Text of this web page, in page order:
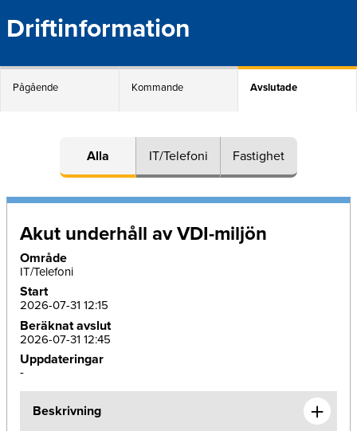
Driftinformation
Pågående Kommande Avslutade
Alla IT/Telefoni Fastighet
Akut underhåll av VDI-miljön
Område
IT/Telefoni
Start
2026-07-31 12:15
Beräknat avslut
2026-07-31 12:45
Uppdateringar
-
Beskrivning